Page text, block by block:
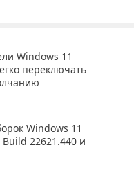
Windows 11
переключать
Windows 11
22621.440 и